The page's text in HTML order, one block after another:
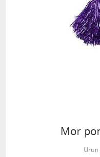
Mor
Ürün